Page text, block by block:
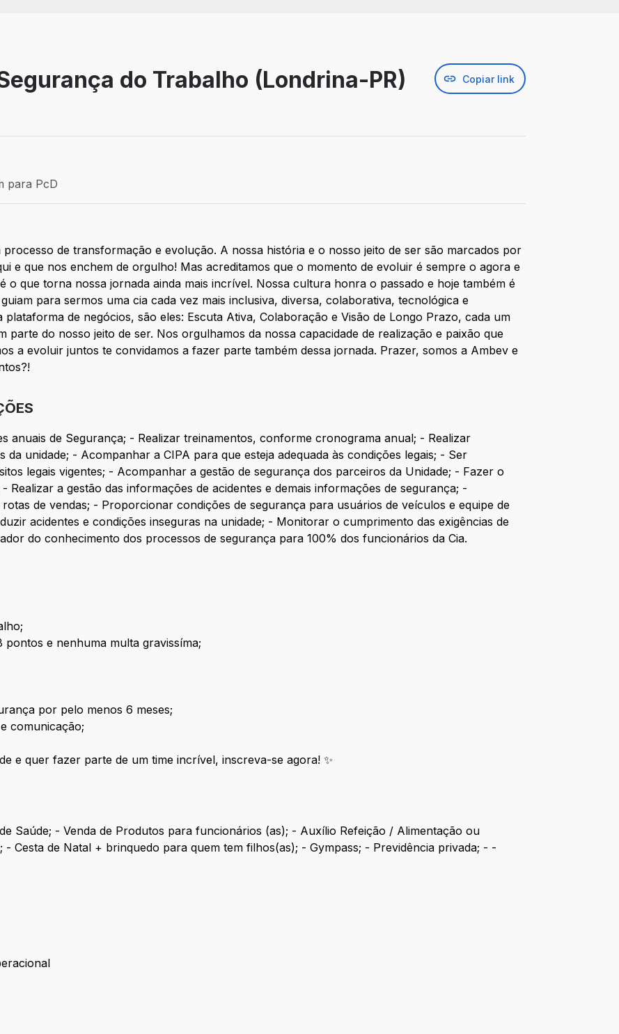
do Trabalho (Londrina-PR) Copiar link
PcD
para PcD
de transformação e evolução. A nossa história e o nosso jeito de ser são marcados por
e que nos enchem de orgulho! Mas acreditamos que o momento de evoluir é sempre o agora e
o que torna nossa jornada ainda mais incrível. Nossa cultura honra o passado e hoje também é
para sermos uma cia cada vez mais inclusiva, diversa, colaborativa, tecnológica e
de negócios, são eles: Escuta Ativa, Colaboração e Visão de Longo Prazo, cada um
parte do nosso jeito de ser. Nos orgulhamos da nossa capacidade de realização e paixão que
a evoluir juntos te convidamos a fazer parte também dessa jornada. Prazer, somos a Ambev e
anuais de Segurança; - Realizar treinamentos, conforme cronograma anual; - Realizar
da unidade; - Acompanhar a CIPA para que esteja adequada às condições legais; - Ser
legais vigentes; - Acompanhar a gestão de segurança dos parceiros da Unidade; - Fazer o
Realizar a gestão das informações de acidentes e demais informações de segurança; -
de vendas; - Proporcionar condições de segurança para usuários de veículos e equipe de
acidentes e condições inseguras na unidade; - Monitorar o cumprimento das exigências de
do conhecimento dos processos de segurança para 100% dos funcionários da Cia.
e nenhuma multa gravissíma;
por pelo menos 6 meses;
comunicação;
e quer fazer parte de um time incrível, inscreva-se agora! ✨
Saúde; - Venda de Produtos para funcionários (as); - Auxílio Refeição / Alimentação ou
Cesta de Natal + brinquedo para quem tem filhos(as); - Gympass; - Previdência privada; - -